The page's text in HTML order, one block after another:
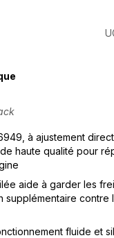
à ajustement
haute qualité pour
aide à garder les
supplémentaire contre
fluide et